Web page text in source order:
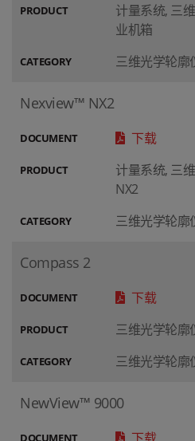
PRODUCT
计量系统, 三
业机箱
CATEGORY 三维光学轮廓
Nexview™ NX2
DOCUMENT 下载
PRODUCT
计量系统, 三
NX2
CATEGORY 三维光学轮廓
Compass 2
DOCUMENT 下载
PRODUCT 三维光学轮廓
CATEGORY 三维光学轮廓
NewView™ 9000
DOCUMENT